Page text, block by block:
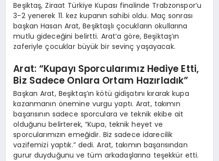
YAŞAM
Beşiktaş, Ziraat Türkiye Kupası finalinde Trabzonspor’u
3-2 yenerek 11. kez kupanın sahibi oldu. Maç sonrası
başkan Hasan Arat, Beşiktaşlı çocukların okullarına
mutlu gideceğini belirtti. Arat’a göre, Beşiktaş’ın
zaferiyle çocuklar büyük bir sevinç yaşayacak.
Arat: “Kupayı Sporcularımız Hediye Etti,
Biz Sadece Onlara Ortam Hazırladık”
Başkan Arat, Beşiktaş’ın kötü gidişatını kırarak kupa
kazanmanın önemine vurgu yaptı. Arat, takımın
başarısının sadece sporculara ve teknik ekibe ait
olduğunu belirterek, “Kupa, teknik heyet ve
sporcularımızın emeğidir. Biz sadece idarecilik
vazifemizi yaptık.” dedi. Arat, takımın başarısından
gurur duyduğunu ve tüm arkadaşlarına teşekkür etti.